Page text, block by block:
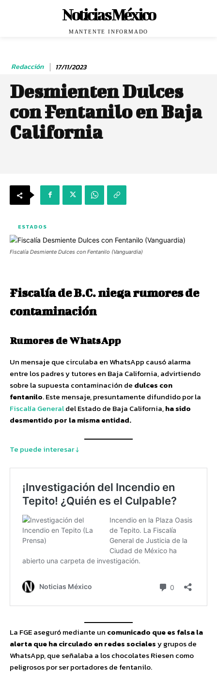
Noticias México
MANTENTE INFORMADO
Redacción 17/11/2023
Desmienten Dulces
con Fentanilo en Baja
California
ESTADOS
Fiscalía Desmiente Dulces con Fentanilo (Vanguardia)
Fiscalía de B.C. niega rumores de
contaminación
Rumores de WhatsApp
Un mensaje que circulaba en WhatsApp causó alarma
entre los padres y tutores en Baja California, advirtiendo
sobre la supuesta contaminación de dulces con
fentanilo. Este mensaje, presuntamente difundido por la
Fiscalía Generaldel Estado de Baja California,ha sido
desmentido por la misma entidad.
Te puede interesar ↓
La FGE aseguró mediante un comunicado que es falsa la
alerta que ha circulado en redes socialesy grupos de
WhatsApp, que señalaba a los chocolates Riesen como
peligrosos por ser portadores de fentanilo.